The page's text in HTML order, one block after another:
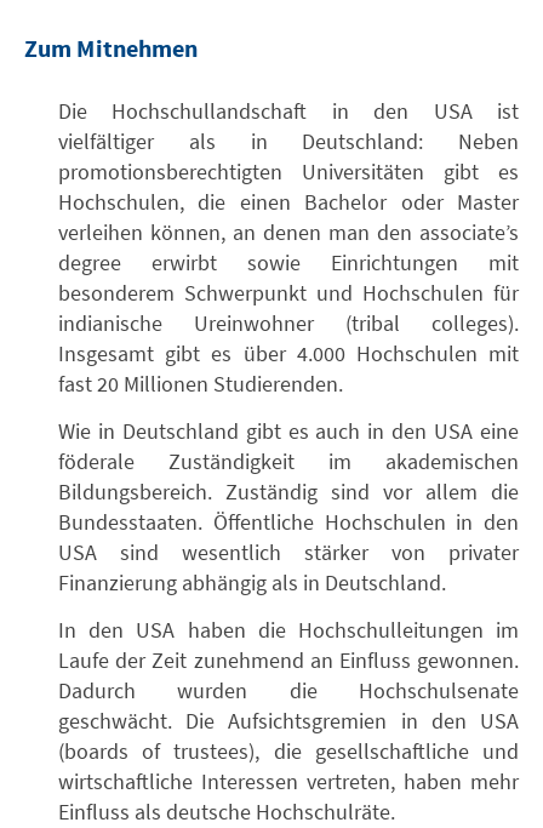
Zum Mitnehmen
Die Hochschullandschaft in den USA ist
vielfältiger als in Deutschland: Neben
promotionsberechtigten Universitäten gibt es
Hochschulen, die einen Bachelor oder Master
verleihen können, an denen man den associate’s
degree erwirbt sowie Einrichtungen mit
besonderem Schwerpunkt und Hochschulen für
indianische Ureinwohner (tribal colleges).
Insgesamt gibt es über 4.000 Hochschulen mit
fast 20 Millionen Studierenden.
Wie in Deutschland gibt es auch in den USA eine
föderale Zuständigkeit im akademischen
Bildungsbereich. Zuständig sind vor allem die
Bundesstaaten. Öffentliche Hochschulen in den
USA sind wesentlich stärker von privater
Finanzierung abhängig als in Deutschland.
In den USA haben die Hochschulleitungen im
Laufe der Zeit zunehmend an Einfluss gewonnen.
Dadurch wurden die Hochschulsenate
geschwächt. Die Aufsichtsgremien in den USA
(boards of trustees), die gesellschaftliche und
wirtschaftliche Interessen vertreten, haben mehr
Einfluss als deutsche Hochschulräte.